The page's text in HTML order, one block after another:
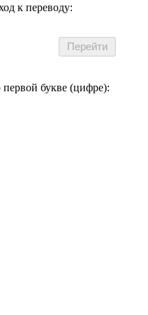
к переводу:
букве (цифре):